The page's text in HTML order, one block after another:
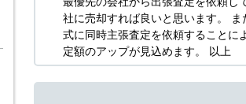
社に売却すれば良いと思います。
式に同時主張査定を依頼することに
定額のアップが見込めます。 以上